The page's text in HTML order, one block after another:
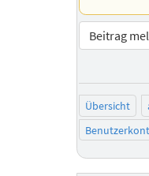
Beitrag
Übersicht